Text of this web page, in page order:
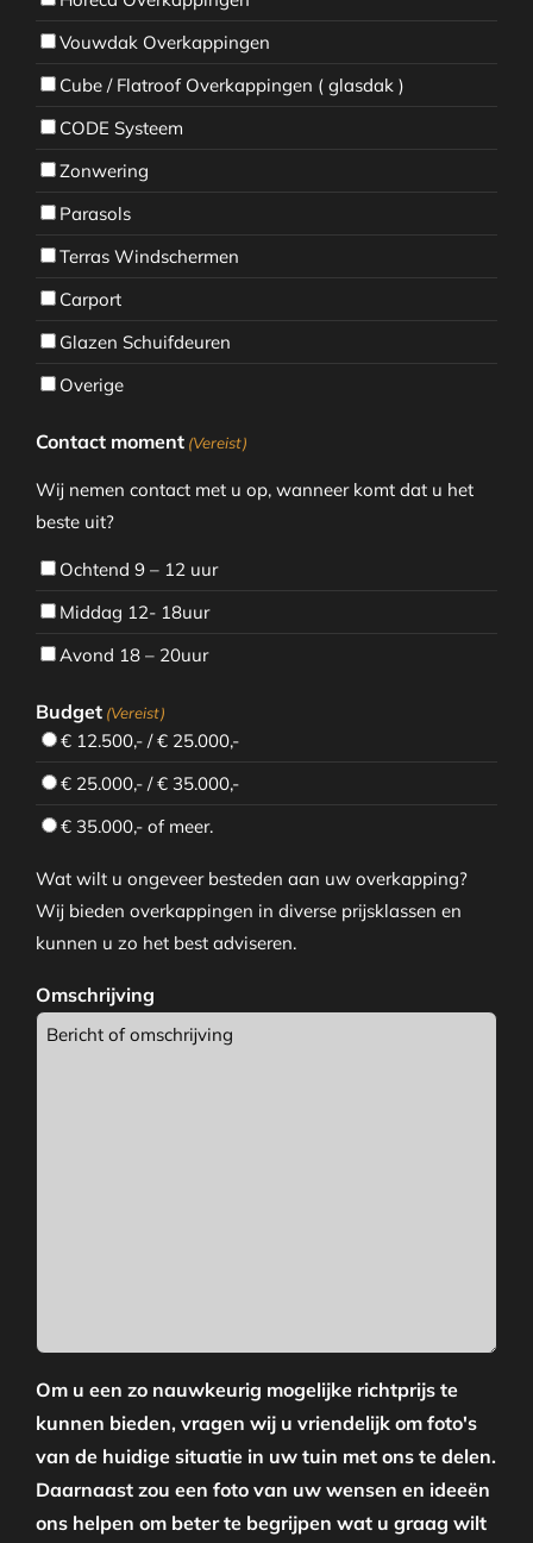
Vouwdak Overkappingen
Cube / Flatroof Overkappingen ( glasdak )
CODE Systeem
Zonwering
Parasols
Terras Windschermen
Carport
Glazen Schuifdeuren
Overige
Contact moment (Vereist)
Wij nemen contact met u op, wanneer komt dat u het
beste uit?
Ochtend 9 – 12 uur
Middag 12- 18uur
Avond 18 – 20uur
Budget (Vereist)
€ 12.500,- / € 25.000,-
€ 25.000,- / € 35.000,-
€ 35.000,- of meer.
Wat wilt u ongeveer besteden aan uw overkapping?
Wij bieden overkappingen in diverse prijsklassen en
kunnen u zo het best adviseren.
Omschrijving
Om u een zo nauwkeurig mogelijke richtprijs te
kunnen bieden, vragen wij u vriendelijk om foto's
van de huidige situatie in uw tuin met ons te delen.
Daarnaast zou een foto van uw wensen en ideeën
ons helpen om beter te begrijpen wat u graag wilt